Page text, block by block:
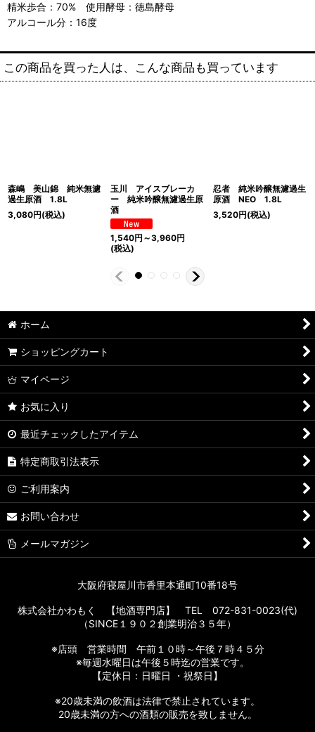
精米歩合：70% 使用酵母：徳島酵母
アルコール分：16度
この商品を買った人は、こんな商品も買っています
森嶋 美山錦 純米無濾
過生原酒 1.8L
3,080円(税込)
玉川 アイスブレーカ
ー 純米吟醸無濾過生原
酒
1,540円 ～3,960円
(税込)
忍者 純米吟醸無濾過生
原酒 NEO 1.8L
3,520円(税込)
ホーム
ショッピングカート
マイページ
お気に入り
最近チェックしたアイテム
特定商取引法表示
ご利用案内
お問い合わせ
メールマガジン
大阪府寝屋川市香里本通町10番18号
株式会社かわもく 【地酒専門店】 TEL 072-831-0023(代)
（SINCE１９０２創業明治３５年）
※店頭 営業時間 午前１０時～午後７時４５分
※毎週水曜日は午後５時迄の営業です。
【定休日：日曜日 ・祝祭日】
※20歳未満の飲酒は法律で禁止されています。
20歳未満の方への酒類の販売を致しません。